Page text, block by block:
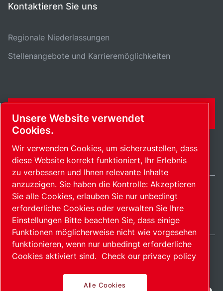
Kontaktieren Sie uns
Regionale Niederlassungen
Stellenangebote und Karrieremöglichkeiten
KONTAKTFORMULAR
SitemapCookies verwalten© 2026 Copyright.
Germany / DE
Unsere Website verwendet
Cookies.
Wir verwenden Cookies, um sicherzustellen, dass
diese Website korrekt funktioniert, Ihr Erlebnis
zu verbessern und Ihnen relevante Inhalte
anzuzeigen. Sie haben die Kontrolle: Akzeptieren
Sie alle Cookies, erlauben Sie nur unbedingt
erforderliche Cookies oder verwalten Sie Ihre
Einstellungen Bitte beachten Sie, dass einige
Funktionen möglicherweise nicht wie vorgesehen
funktionieren, wenn nur unbedingt erforderliche
Cookies aktiviert sind. Check our privacy policy
Alle Cookies